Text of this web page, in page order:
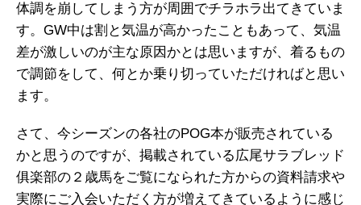
体調を崩してしまう方が周囲でチラホラ出てきていま
す。GW中は割と気温が高かったこともあって、気温
差が激しいのが主な原因かとは思いますが、着るもの
で調節をして、何とか乗り切っていただければと思い
ます。
さて、今シーズンの各社のPOG本が販売されている
かと思うのですが、掲載されている広尾サラブレッド
俱楽部の２歳馬をご覧になられた方からの資料請求や
実際にご入会いただく方が増えてきているように感じ